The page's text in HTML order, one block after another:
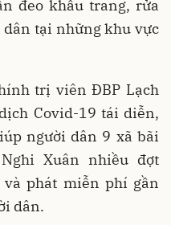
đeo khẩu trang, rửa
tại những khu vực
trị viên ĐBP Lạch
Covid-19 tái diễn,
người dân 9 xã bãi
Xuân nhiều đợt
phát miễn phí gần
dân.